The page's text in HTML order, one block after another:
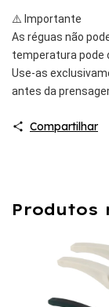
⚠️ Importante
As réguas não
temperatura pode
Use-as
antes da
Compartilhar
Produtos